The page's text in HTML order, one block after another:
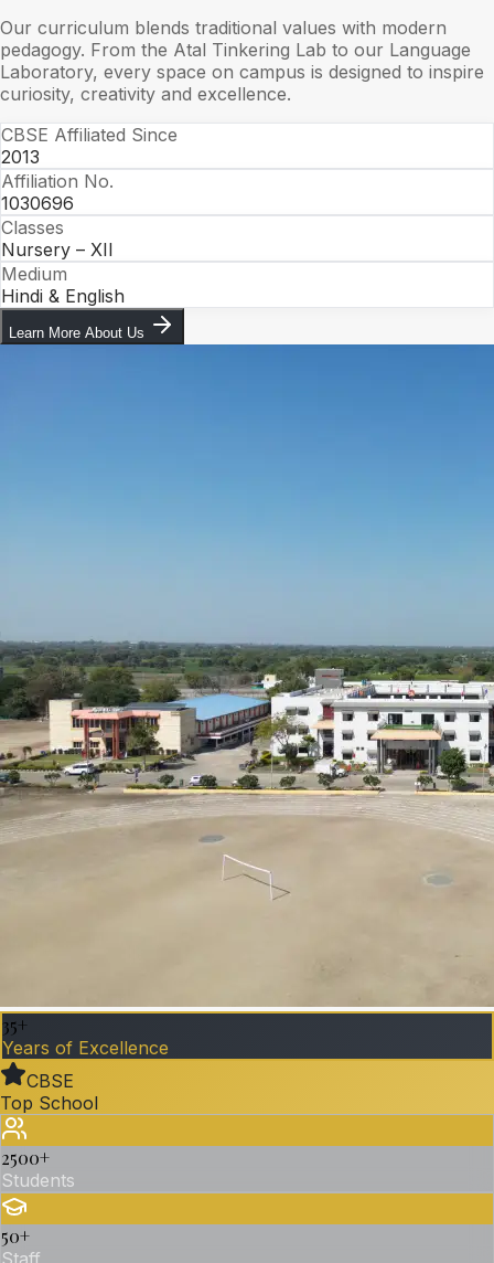
Our curriculum blends traditional values with modern
pedagogy. From the Atal Tinkering Lab to our Language
Laboratory, every space on campus is designed to inspire
curiosity, creativity and excellence.
CBSE Affiliated Since
2013
Affiliation No.
1030696
Classes
Nursery – XII
Medium
Hindi & English
Learn More About Us
35+
Years of Excellence
CBSE
Top School
2500+
Students
50+
Staff